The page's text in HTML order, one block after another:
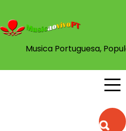
content
Musica Portuguesa,